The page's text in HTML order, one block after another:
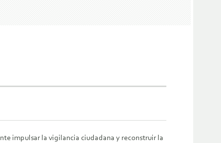
impulsar la vigilancia ciudadana y reconstruir la